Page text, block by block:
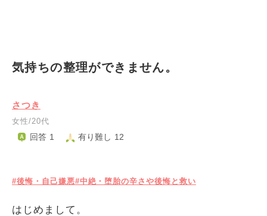
気持ちの整理ができません。
さつき
女性/20代
回答 1 有り難し 12
#後悔・自己嫌悪#中絶・堕胎の辛さや後悔と救い
はじめまして。